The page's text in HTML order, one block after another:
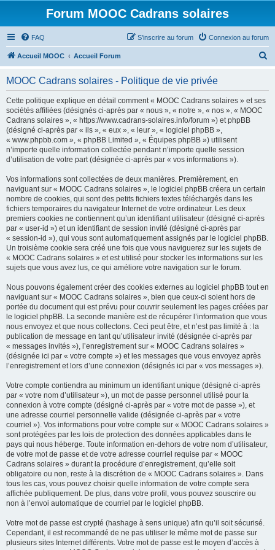
Forum MOOC Cadrans solaires
FAQ Connexion au forum
S’inscrire au forum
Accueil MOOC Accueil Forum
MOOC Cadrans solaires - Politique de vie privée
Cette politique explique en détail comment « MOOC Cadrans solaires » et ses
sociétés affiliées (désignés ci-après par « nous », « notre », « nos », « MOOC
Cadrans solaires », « https://www.cadrans-solaires.info/forum ») et phpBB
(désigné ci-après par « ils », « eux », « leur », « logiciel phpBB »,
« www.phpbb.com », « phpBB Limited », « Équipes phpBB ») utilisent
n’importe quelle information collectée pendant n’importe quelle session
d’utilisation de votre part (désignée ci-après par « vos informations »).
Vos informations sont collectées de deux manières. Premièrement, en
naviguant sur « MOOC Cadrans solaires », le logiciel phpBB créera un certain
nombre de cookies, qui sont des petits fichiers textes téléchargés dans les
fichiers temporaires du navigateur Internet de votre ordinateur. Les deux
premiers cookies ne contiennent qu’un identifiant utilisateur (désigné ci-après
par « user-id ») et un identifiant de session invité (désigné ci-après par
« session-id »), qui vous sont automatiquement assignés par le logiciel phpBB.
Un troisième cookie sera créé une fois que vous naviguerez sur les sujets de
« MOOC Cadrans solaires » et est utilisé pour stocker les informations sur les
sujets que vous avez lus, ce qui améliore votre navigation sur le forum.
Nous pouvons également créer des cookies externes au logiciel phpBB tout en
naviguant sur « MOOC Cadrans solaires », bien que ceux-ci soient hors de
portée du document qui est prévu pour couvrir seulement les pages créées par
le logiciel phpBB. La seconde manière est de récupérer l’information que vous
nous envoyez et que nous collectons. Ceci peut être, et n’est pas limité à : la
publication de message en tant qu’utilisateur invité (désignée ci-après par
« messages invités »), l’enregistrement sur « MOOC Cadrans solaires »
(désignée ici par « votre compte ») et les messages que vous envoyez après
l’enregistrement et lors d’une connexion (désignés ici par « vos messages »).
Votre compte contiendra au minimum un identifiant unique (désigné ci-après
par « votre nom d’utilisateur »), un mot de passe personnel utilisé pour la
connexion à votre compte (désigné ci-après par « votre mot de passe »), et
une adresse courriel personnelle valide (désignée ci-après par « votre
courriel »). Vos informations pour votre compte sur « MOOC Cadrans solaires »
sont protégées par les lois de protection des données applicables dans le
pays qui nous héberge. Toute information en-dehors de votre nom d’utilisateur,
de votre mot de passe et de votre adresse courriel requise par « MOOC
Cadrans solaires » durant la procédure d’enregistrement, qu’elle soit
obligatoire ou non, reste à la discrétion de « MOOC Cadrans solaires ». Dans
tous les cas, vous pouvez choisir quelle information de votre compte sera
affichée publiquement. De plus, dans votre profil, vous pouvez souscrire ou
non à l’envoi automatique de courriel par le logiciel phpBB.
Votre mot de passe est crypté (hashage à sens unique) afin qu’il soit sécurisé.
Cependant, il est recommandé de ne pas utiliser le même mot de passe sur
plusieurs sites Internet différents. Votre mot de passe est le moyen d’accès à